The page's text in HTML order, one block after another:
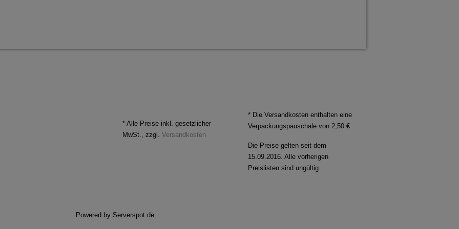
* Alle Preise inkl. gesetzlicher
MwSt., zzgl. Versandkosten
* Die Versandkosten enthalten eine
Verpackungspauschale von 2,50 €
Die Preise gelten seit dem
15.09.2016. Alle vorherigen
Preislisten sind ungültig.
Powered by Serverspot.de